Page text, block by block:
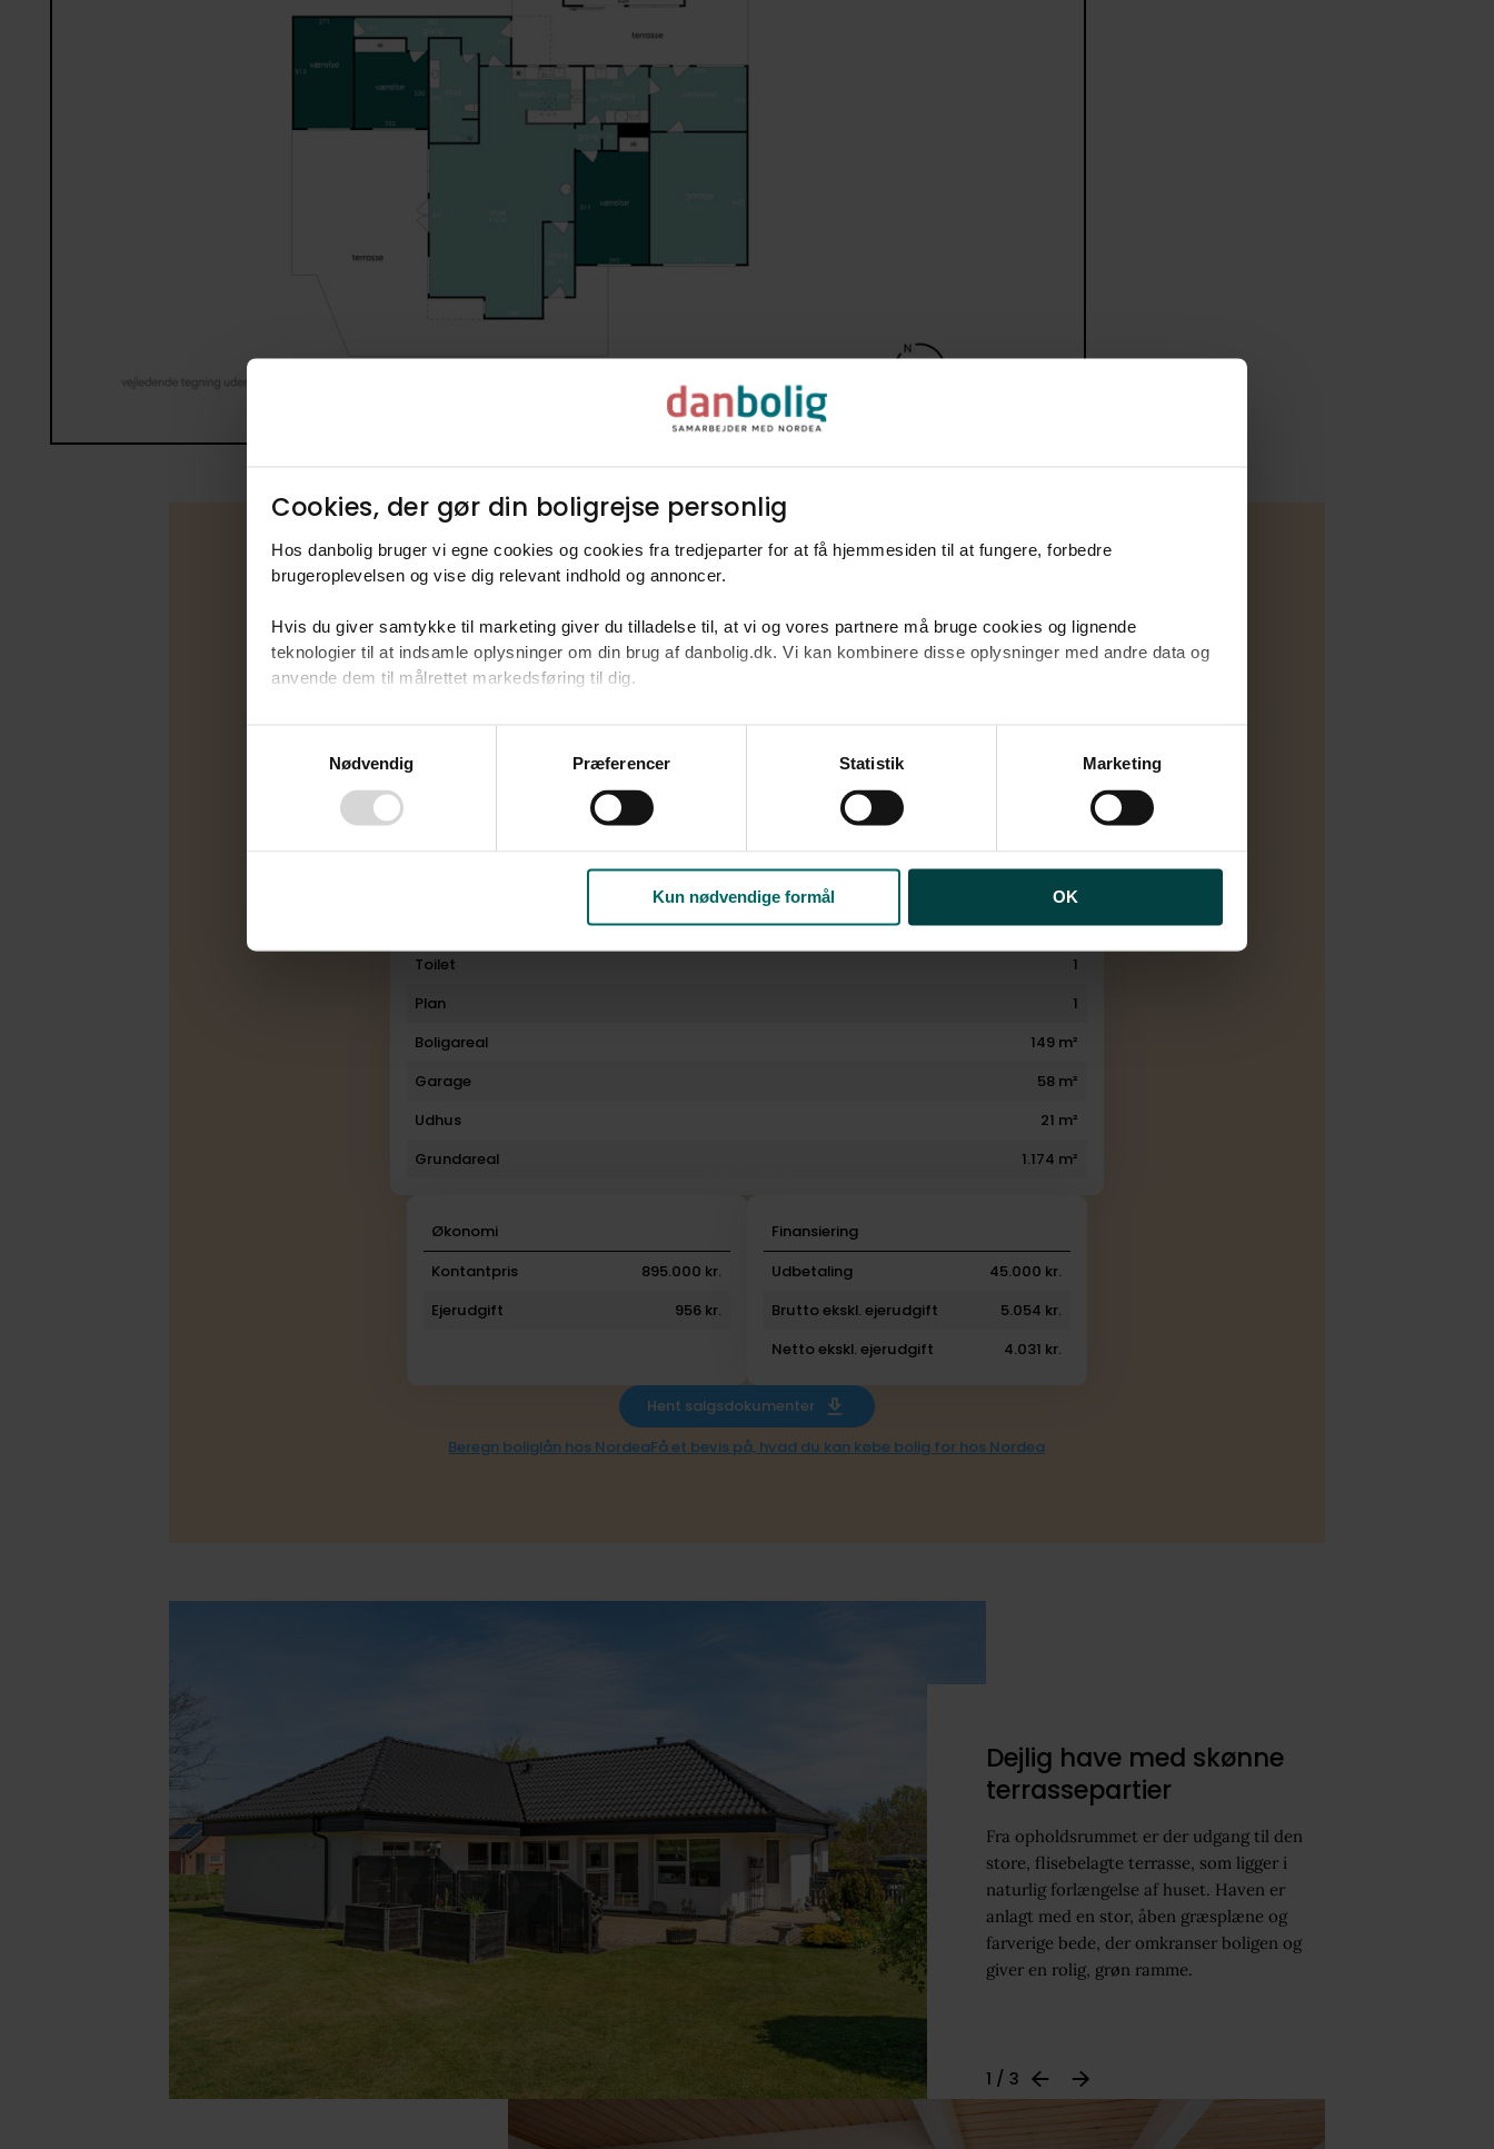
Cookies, der gør din boligrejse personlig​
Hos danbolig bruger vi egne cookies og cookies fra tredjeparter for at få hjemmesiden til at fungere, forbedre
brugeroplevelsen og vise dig relevant indhold og annoncer.​
Hvis du giver samtykke til marketing giver du tilladelse til, at vi og vores partnere må bruge cookies og lignende
teknologier til at indsamle oplysninger om din brug af danbolig.dk. Vi kan kombinere disse oplysninger med andre data og
anvende dem til målrettet markedsføring til dig.​
Ved at klikke på ”OK” giver du samtykke til alle formål. Du kan til enhver tid læse mere om brugen af cookies samt
tilbagekalde dit samtykke ved at følge linket til vores
. Oplysninger om behandling af personoplysninger
Nødvendig Præferencer Statistik Marketing
Kun nødvendige formål OK
Type
Villa
Energimærke
Ombygget
4
1
Toilet
1
Plan
1
Boligareal
149 m²
Garage
58 m²
Udhus
21 m²
Grundareal
1.174 m²
Økonomi
Kontantpris
895.000 kr.
Ejerudgift
956 kr.
Finansiering
Udbetaling
45.000 kr.
Brutto ekskl. ejerudgift
5.054 kr.
Netto ekskl. ejerudgift
4.031 kr.
Hent salgsdokumenter
Beregn boliglån hos NordeaFå et bevis på, hvad du kan købe bolig for hos Nordea
Dejlig have med skønne
terrassepartier
Fra opholdsrummet er der udgang til den
store, flisebelagte terrasse, som ligger i
naturlig forlængelse af huset. Haven er
anlagt med en stor, åben græsplæne og
farverige bede, der omkranser boligen og
giver en rolig, grøn ramme.
1 / 3